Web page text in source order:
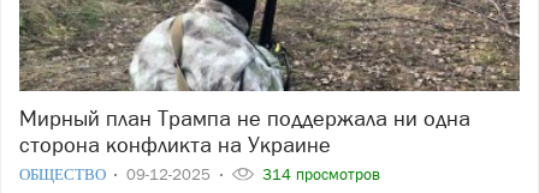
Мирный план Трампа не поддержала ни одна
сторона конфликта на Украине
ОБЩЕСТВО 09-12-2025 314 просмотров